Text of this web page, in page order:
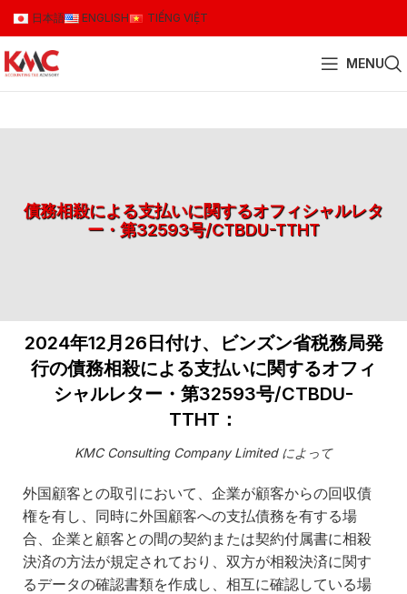
日本語 ENGLISH TIẾNG VIỆT
MENU
債務相殺による支払いに関するオフィシャルレタ
ー・第32593号/CTBDU-TTHT
2024年12月26日付け、ビンズン省税務局発
行の債務相殺による支払いに関するオフィ
シャルレター・第32593号/CTBDU-
TTHT：
KMC Consulting Company Limited によって
外国顧客との取引において、企業が顧客からの回収債
権を有し、同時に外国顧客への支払債務を有する場
合、企業と顧客との間の契約または契約付属書に相殺
決済の方法が規定されており、双方が相殺決済に関す
るデータの確認書類を作成し、相互に確認している場